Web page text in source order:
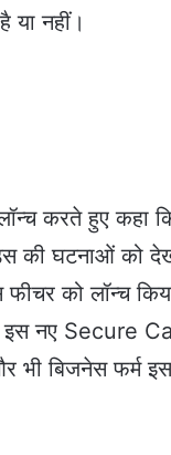
या नहीं।
करते हुए कहा
की घटनाओं को
को लॉन्च
नए Secure
भी बिजनेस फर्म